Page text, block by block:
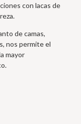
con lacas de
de camas,
nos permite el
mayor